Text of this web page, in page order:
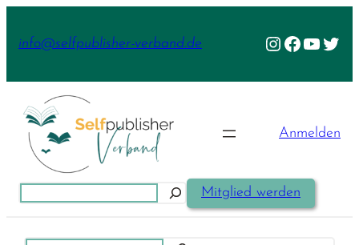
Inhalt
info@selfpublisher-verband.de Instagram
Facebook
Anmelden
Mitglied werden